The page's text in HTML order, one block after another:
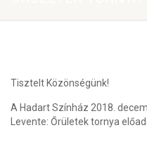
Tisztelt Közönségünk!
A Hadart Színház 2018.
Levente: Őrületek tornya